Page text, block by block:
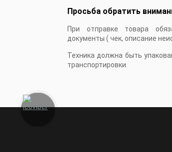
Просьба обратить
При отправке товара
документы ( чек, описание
Техника должна быть
транспортировки.